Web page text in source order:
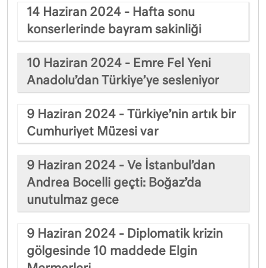
14 Haziran 2024 - Hafta sonu
konserlerinde bayram sakinliği
10 Haziran 2024 - Emre Fel Yeni
Anadolu’dan Türkiye’ye sesleniyor
9 Haziran 2024 - Türkiye’nin artık bir
Cumhuriyet Müzesi var
9 Haziran 2024 - Ve İstanbul’dan
Andrea Bocelli geçti: Boğaz’da
unutulmaz gece
9 Haziran 2024 - Diplomatik krizin
gölgesinde 10 maddede Elgin